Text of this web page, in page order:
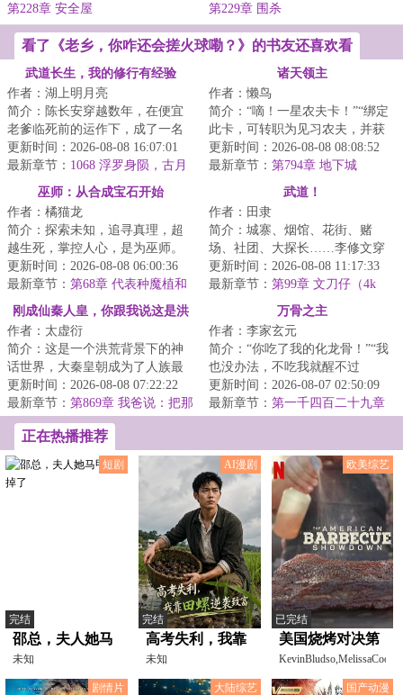
第228章 安全屋 第229章 围杀
看了《老乡，你咋还会搓火球嘞？》的书友还喜欢看
武道长生，我的修行有经验
作者：湖上明月亮
简介：陈长安穿越数年，在便宜
老爹临死前的运作下，成了一名
不入册的差役替补。世道艰难，
命比纸薄。本打...
更新时间：2026-08-08 16:07:01
最新章节： 1068 浮罗身陨，古月
诸天领主
作者：懒鸟
简介：“嘀！一星农夫卡！”“绑定
此卡，可转职为见习农夫，并获
得职业天赋所耕种的土地肥沃度
被动增加%...
更新时间：2026-08-08 08:08:52
最新章节： 第794章 地下城
巫师：从合成宝石开始
作者：橘猫龙
简介：探索未知，追寻真理，超
越生死，掌控人心，是为巫师。
在这个资源相对匮乏的巫师世界
之中，穿越者洛...
更新时间：2026-08-08 06:00:36
最新章节： 第68章 代表种魔植和
丛林与追求形式之人难入我门！
武道！
作者：田隶
简介：城寨、烟馆、花街、赌
场、社团、大探长……李修文穿
越到了殖民政府统治下的香海，
此世江湖余温尚在...
更新时间：2026-08-08 11:17:33
最新章节： 第99章 文刀仔（4k
字，求月票）
刚成仙秦人皇，你跟我说这是洪
作者：太虚衍
简介：这是一个洪荒背景下的神
话世界，大秦皇朝成为了人族最
后一个气运之朝！凡人在这个世
界，微不足道，...
更新时间：2026-08-08 07:22:22
最新章节： 第869章 我爸说：把那
些旧朝余孽，统统砍了！
万骨之主
作者：李家玄元
简介：“你吃了我的化龙骨！”“我
也没办法，不吃我就醒不过
来。”“小姑姑，我的化龙骨没
了。”...
更新时间：2026-08-07 02:50:09
最新章节： 第一千四百二十九章
正在热播推荐
短剧
完结
邵总，夫人她马
甲又掉了
未知
AI漫剧
完结
高考失利，我靠
田螺逆袭致富
未知
欧美综艺
已完结
美国烧烤对决第
二季
蜜雪儿·伯托
剧情片
大陆综艺 国产动漫